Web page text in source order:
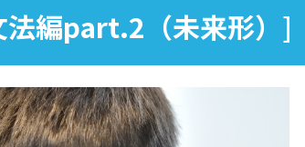
編part.2（未来形）]